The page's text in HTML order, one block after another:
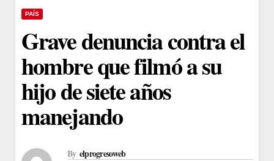
PAÍS
Grave denuncia contra el
hombre que filmó a su
hijo de siete años
manejando
By elprogresoweb